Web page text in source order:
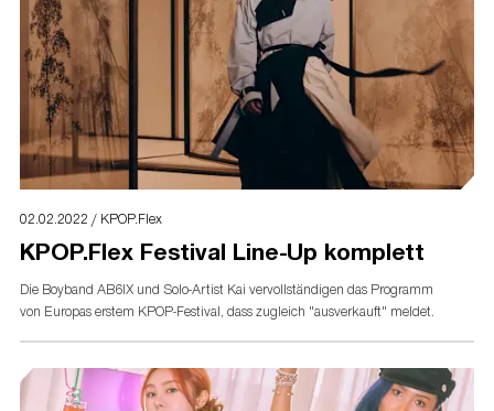
02.02.2022 / KPOP.Flex
KPOP.Flex Festival Line-Up komplett
Die Boyband AB6IX und Solo-Artist Kai vervollständigen das Programm
von Europas erstem KPOP-Festival, dass zugleich "ausverkauft" meldet.